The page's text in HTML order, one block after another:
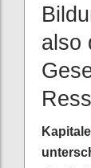
also